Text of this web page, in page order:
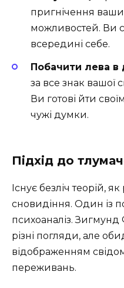
пригнічення
можливостей. Ви
всередині себе.
Побачити лева в
за все знак вашої
Ви готові йти
чужі думки.
Підхід до
Існує безліч теорій,
сновидіння. Один із
психоаналіз.
різні погляди, але
відображенням
переживань.